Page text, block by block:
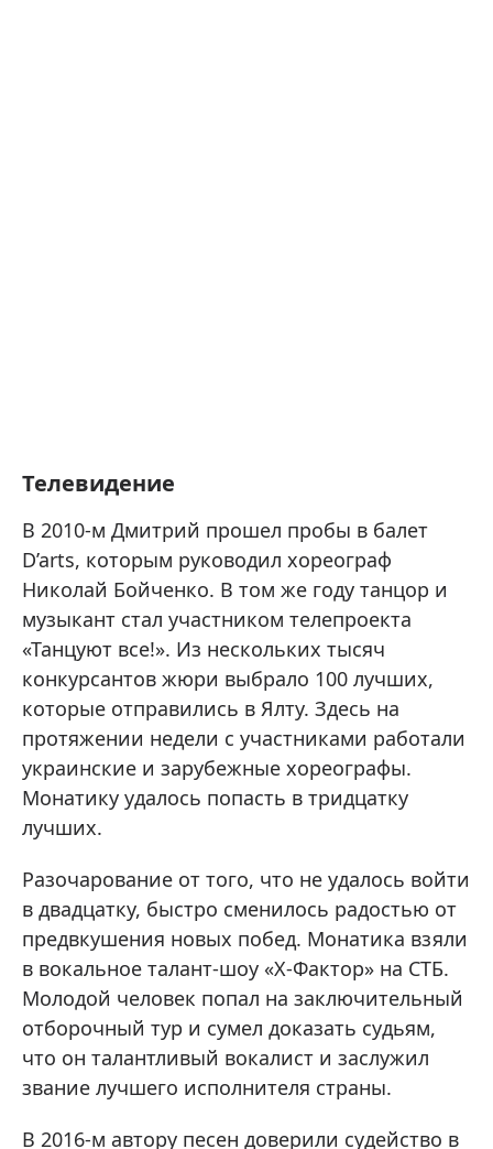
Телевидение
В 2010-м Дмитрий прошел пробы в балет
D’arts, которым руководил хореограф
Николай Бойченко. В том же году танцор и
музыкант стал участником телепроекта
«Танцуют все!». Из нескольких тысяч
конкурсантов жюри выбрало 100 лучших,
которые отправились в Ялту. Здесь на
протяжении недели с участниками работали
украинские и зарубежные хореографы.
Монатику удалось попасть в тридцатку
лучших.
Разочарование от того, что не удалось войти
в двадцатку, быстро сменилось радостью от
предвкушения новых побед. Монатика взяли
в вокальное талант-шоу «Х-Фактор» на СТБ.
Молодой человек попал на заключительный
отборочный тур и сумел доказать судьям,
что он талантливый вокалист и заслужил
звание лучшего исполнителя страны.
В 2016-м автору песен доверили судейство в